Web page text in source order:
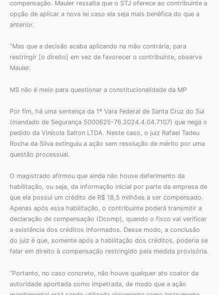
compensação. Mauler ressalta que o STJ oferece ao contribuinte a
opção de aplicar a nova lei caso ela seja mais benéfica do que a
anterior.
“Mas que a decisão acaba aplicando na mão contrária, para
restringir [o direito] em vez de favorecer o contribuinte, observa
Mauler.
MS não é meio para questionar a constitucionalidade da MP
Por fim, há uma sentença da 1ª Vara Federal de Santa Cruz do Sul
(mandado de Segurança 5000625-76.2024.4.04.7107) que nega o
pedido da Vinícola Salton LTDA. Neste caso, o juiz Rafael Tadeu
Rocha da Silva extinguiu a ação sem resolução de mérito por uma
questão processual.
O magistrado afirmou que ainda não houve deferimento da
habilitação, ou seja, da informação inicial por parte da empresa de
que ela possui um crédito de R$ 18,5 milhões a ser compensado.
Apenas após essa habilitação, o contribuinte poderá transmitir a
declaração de compensação (Dcomp), quando o fisco vai verificar
a existência dos créditos informados. Desse modo, a conclusão
do juiz é que, somente após a habilitação dos créditos, poderia se
falar em direito à compensação restringido pela medida provisória.
“Portanto, no caso concreto, não houve qualquer ato coator da
autoridade apontada como impetrada, de modo que a ação